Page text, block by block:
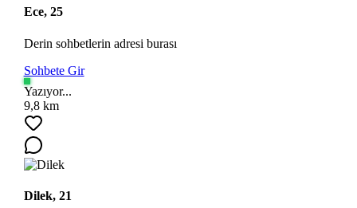
Ece, 25
Derin sohbetlerin adresi burası
Sohbete Gir
Yazıyor...
9,8 km
Dilek, 21